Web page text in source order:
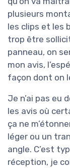
plusieurs
les clips et les
trop être
panneau, on
mon avis,
façon dont on
Je n’ai pas eu
les avis où
ça ne
léger ou un
angle. C’est
réception, je